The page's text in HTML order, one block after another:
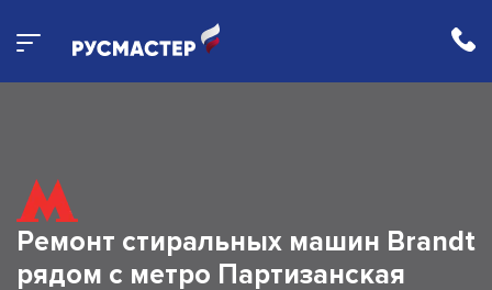
Ремонт стиральных машин Brandt
рядом с метро Партизанская